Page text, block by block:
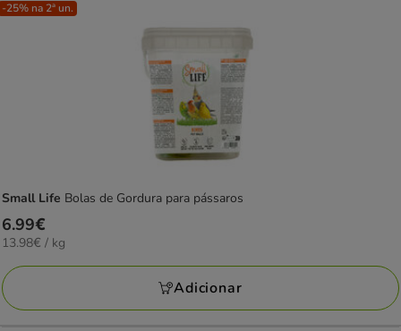
-25% na 2ª un.
Small Life Bolas de Gordura para pássaros
Preço
6.99€
6.99€
13.98€
KG
13.98€ / kg
Adicionar